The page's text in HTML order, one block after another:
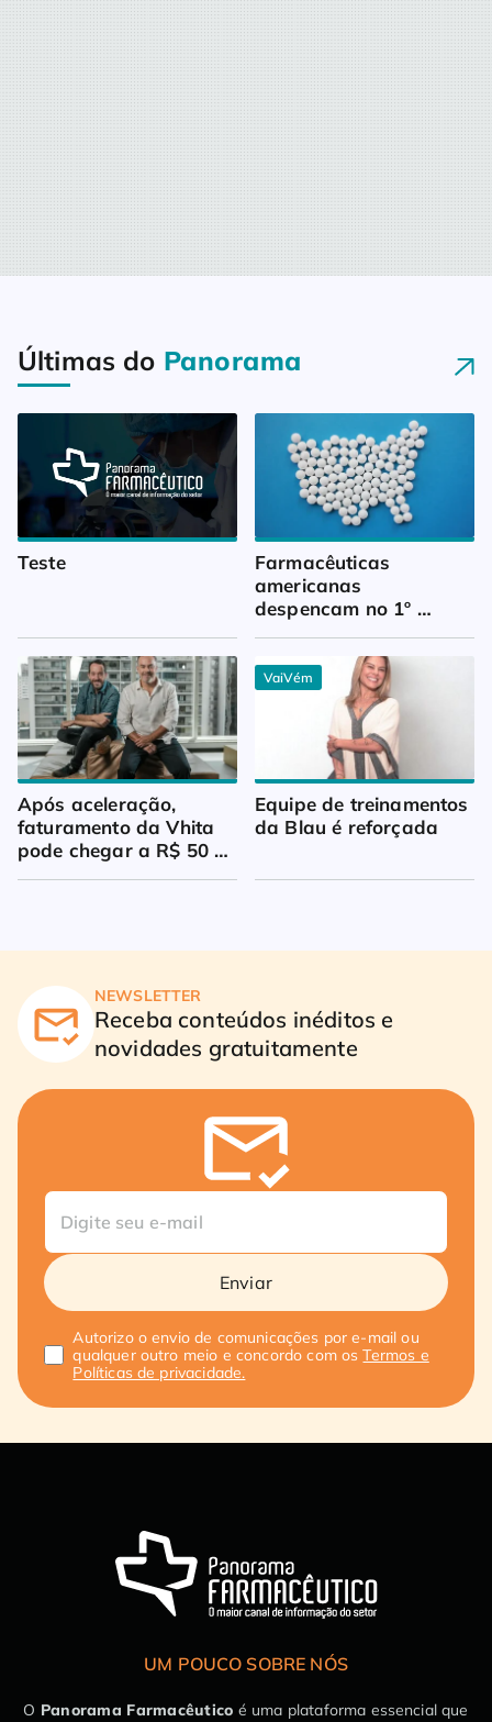
Últimas do Panorama
Teste
Farmacêuticas
americanas
despencam no 1º
Após aceleração,
faturamento da Vhita
pode chegar a R$ 50
milhões
VaiVém
Equipe de treinamentos
da Blau é reforçada
NEWSLETTER
Receba conteúdos inéditos e
novidades gratuitamente
Enviar
Autorizo o envio de comunicações por e-mail ou
qualquer outro meio e concordo com osTermos e
Políticas de privacidade.
UM POUCO SOBRE NÓS
O Panorama Farmacêutico é uma plataforma essencial que